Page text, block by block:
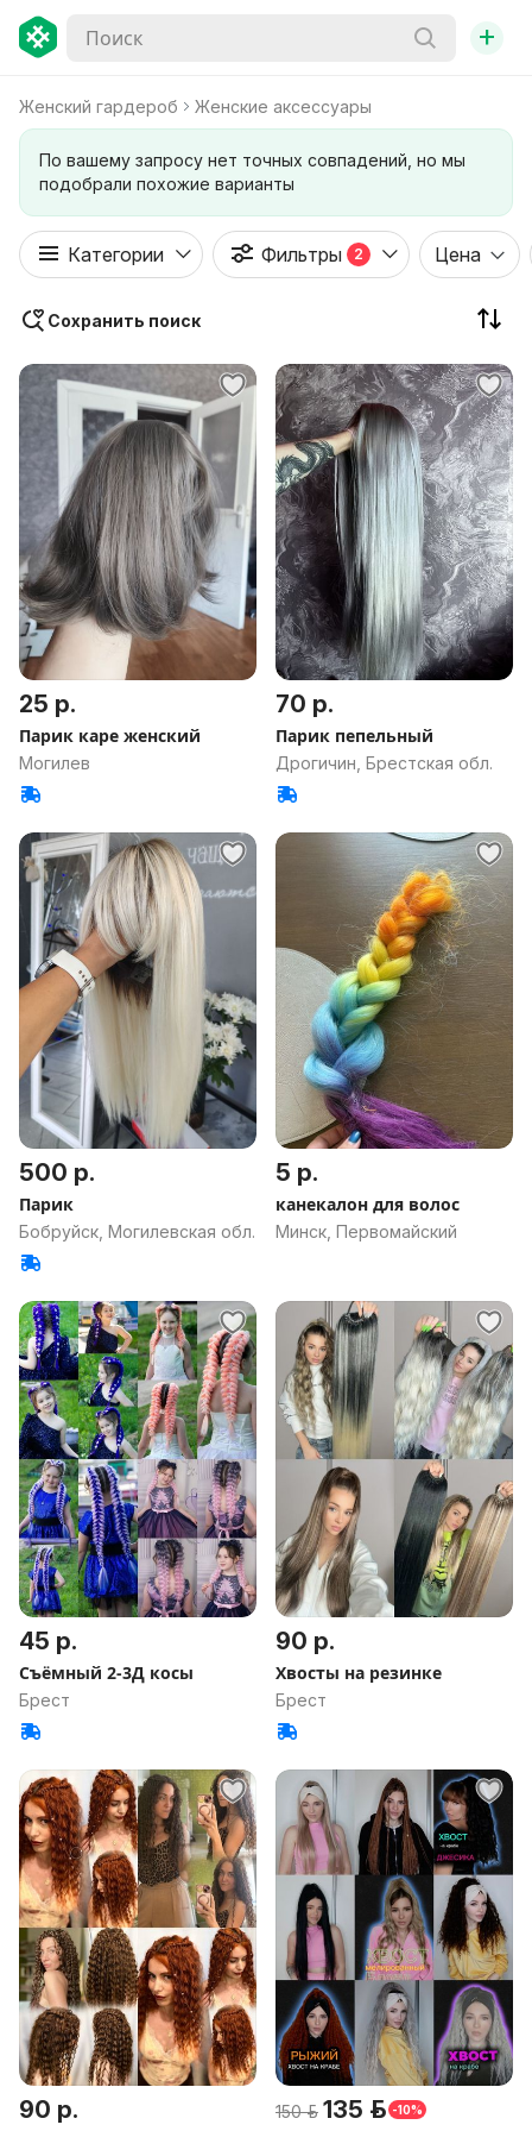
+
Женский гардероб Женские аксессуары
По вашему запросу нет точных совпадений, но мы
подобрали похожие варианты
Категории Фильтры 2 Цена
Сохранить поиск
25 р.
Парик каре женский
Могилев
70 р.
Парик пепельный
Дрогичин, Брестская обл.
500 р.
Парик
Бобруйск, Могилевская обл.
5 р.
канекалон для волос
Минск, Первомайский
45 р.
Съёмный 2-3Д косы
Брест
90 р.
Хвосты на резинке
Брест
90 р. 150 р. 135 р. -10%